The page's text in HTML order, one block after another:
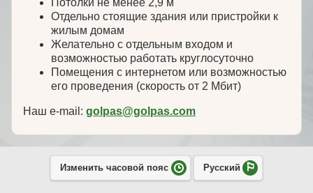
Потолки не менее 2,9 м
Отдельно стоящие здания или пристройки к
жилым домам
Желательно с отдельным входом и
возможностью работать круглосуточно
Помещения с интернетом или возможностью
его проведения (скорость от 2 Мбит)
Наш e-mail: golpas@golpas.com
Изменить часовой пояс Русский